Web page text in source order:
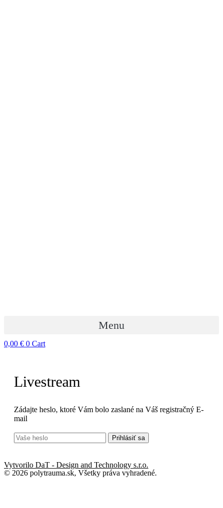
Menu
0,00 € 0 Cart
Livestream
Zádajte heslo, ktoré Vám bolo zaslané na Váš registračný E-
mail
Vytvorilo DaT - Design and Technology s.r.o.
© 2026 polytrauma.sk, Všetky práva vyhradené.